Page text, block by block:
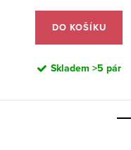
DO KOŠÍKU
Skladem >5 pár